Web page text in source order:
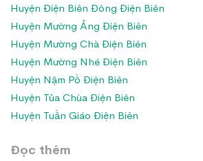
Huyện Điện Biên Đông Điện Biên
Huyện Mường Ảng Điện Biên
Huyện Mường Chà Điện Biên
Huyện Mường Nhé Điện Biên
Huyện Nậm Pồ Điện Biên
Huyện Tủa Chùa Điện Biên
Huyện Tuần Giáo Điện Biên
Đọc thêm